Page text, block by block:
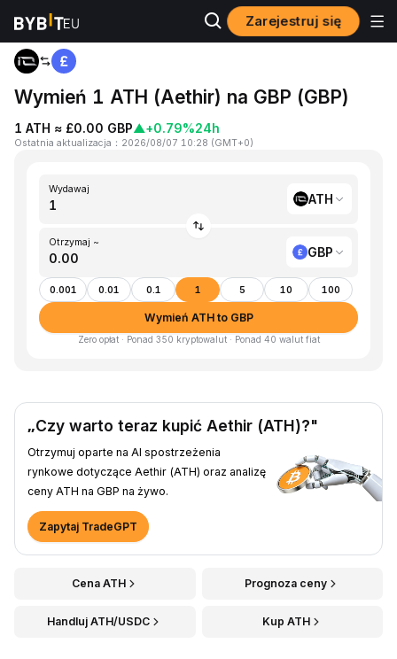
Zarejestruj się
Strona główna
Wymień 1 ATH (Aethir) na GBP (GBP)
1 ATH ≈ £0.00 GBP▲+0.79%24h
Ostatnia aktualizacja ： 2026/08/07 10:28 (GMT+0)
Wydawaj
ATH
Otrzymaj ~
GBP
0.001 0.01 0.1 1 5 10 100
Wymień ATH to GBP
Zero opłat · Ponad 350 kryptowalut · Ponad 40 walut fiat
„Czy warto teraz kupić Aethir (ATH)?"
Otrzymuj oparte na AI spostrzeżenia
rynkowe dotyczące Aethir (ATH) oraz analizę
ceny ATH na GBP na żywo.
Zapytaj TradeGPT
Cena ATH Prognoza ceny
Handluj ATH/USDC Kup ATH